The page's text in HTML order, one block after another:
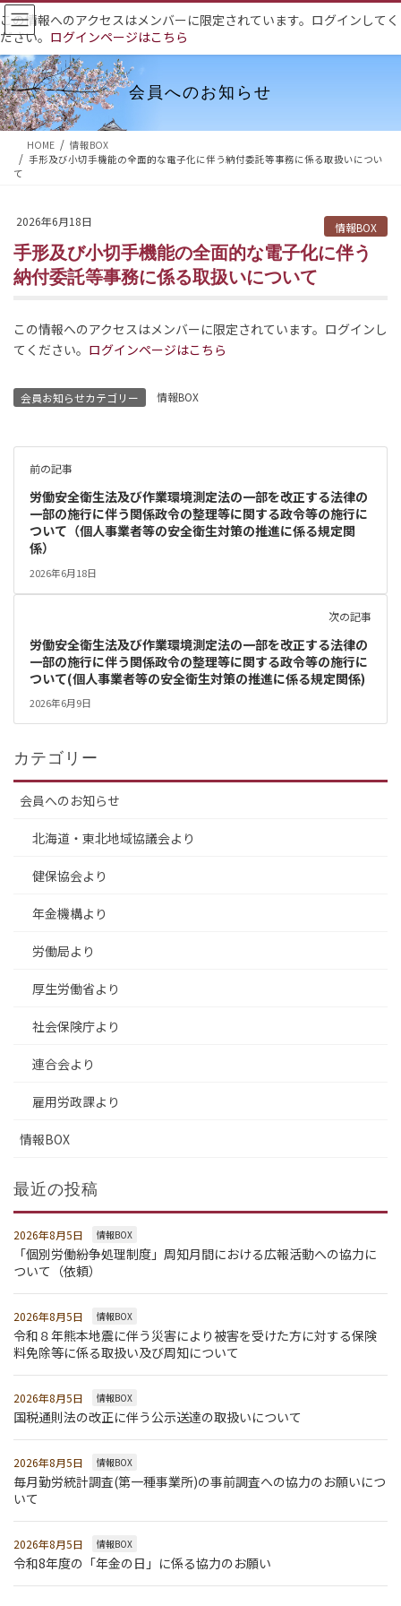
コ
ン
テ
ン
ツ
へ
ス
ナ
ビ
ゲ
ー
シ
ョ
ン
この情報へのアクセスはメンバーに限定されています。ログインしてく
ださい。 ログインページはこちら
会員へのお知らせ
HOME
情報BOX
手形及び小切手機能の全面的な電子化に伴う納付委託等事務に係る取扱いについ
て
2026年6月18日 情報BOX
手形及び小切手機能の全面的な電子化に伴う
納付委託等事務に係る取扱いについて
この情報へのアクセスはメンバーに限定されています。ログインし
てください。 ログインページはこちら
会員お知らせカテゴリー 情報BOX
前の記事
労働安全衛生法及び作業環境測定法の一部を改正する法律の
一部の施行に伴う関係政令の整理等に関する政令等の施行に
ついて（個人事業者等の安全衛生対策の推進に係る規定関
係）
2026年6月18日
次の記事
労働安全衛生法及び作業環境測定法の一部を改正する法律の
一部の施行に伴う関係政令の整理等に関する政令等の施行に
ついて(個人事業者等の安全衛生対策の推進に係る規定関係)
2026年6月9日
カテゴリー
会員へのお知らせ
北海道・東北地域協議会より
健保協会より
年金機構より
労働局より
厚生労働省より
社会保険庁より
連合会より
雇用労政課より
情報BOX
最近の投稿
2026年8月5日 情報BOX
「個別労働紛争処理制度」周知月間における広報活動への協力に
ついて（依頼）
2026年8月5日 情報BOX
令和８年熊本地震に伴う災害により被害を受けた方に対する保険
料免除等に係る取扱い及び周知について
2026年8月5日 情報BOX
国税通則法の改正に伴う公示送達の取扱いについて
2026年8月5日 情報BOX
毎月勤労統計調査(第一種事業所)の事前調査への協力のお願いにつ
いて
2026年8月5日 情報BOX
令和8年度の「年金の日」に係る協力のお願い